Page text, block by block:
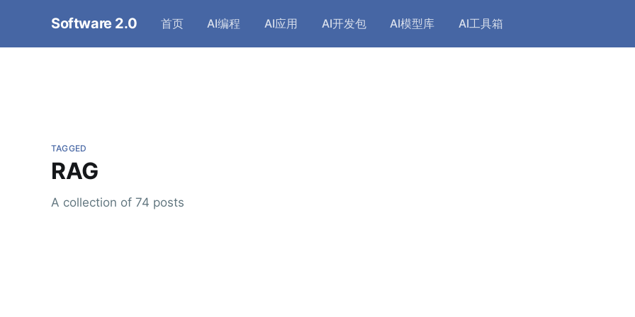
Software 2.0 首页 AI编程 AI应用 AI开发包 AI模型库 AI工具箱
TAGGED
RAG
A collection of 74 posts